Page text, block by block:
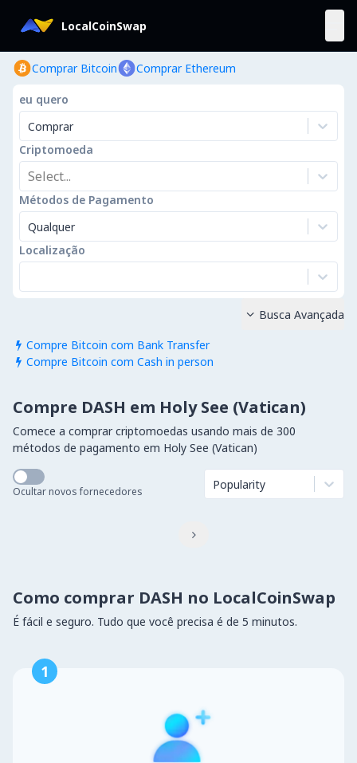
LocalCoinSwap
Comprar Bitcoin Comprar Ethereum
eu quero
Comprar
Criptomoeda
Select...
Métodos de Pagamento
Qualquer
Localização
 Compre Bitcoin com Bank Transfer
 Compre Bitcoin com Cash in person
 Busca Avançada
Compre DASH em Holy See (Vatican)
Comece a comprar criptomoedas usando mais de 300
métodos de pagamento em Holy See (Vatican)
Ocultar novos fornecedores Popularity

Como comprar DASH no LocalCoinSwap
É fácil e seguro. Tudo que você precisa é de 5 minutos.
1